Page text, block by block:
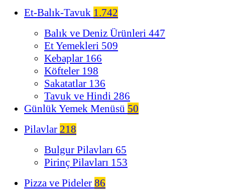
Et-Balık-Tavuk 1.742
Balık ve Deniz Ürünleri 447
Et Yemekleri 509
Kebaplar 166
Köfteler 198
Sakatatlar 136
Tavuk ve Hindi 286
Günlük Yemek Menüsü 50
Pilavlar 218
Bulgur Pilavları 65
Pirinç Pilavları 153
Pizza ve Pideler 86